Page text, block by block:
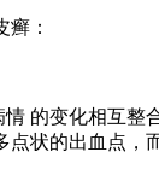
：
变化相互整
状的出血点